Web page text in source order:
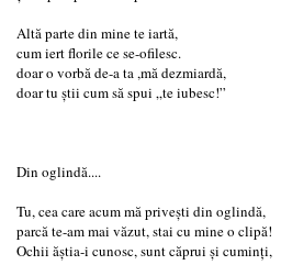
Altă parte din mine te iartă,
cum iert florile ce se-ofilesc.
doar o vorbă de-a ta ,mă dezmiardă,
doar tu știi cum să spui „te iubesc!”
Din oglindă....
Tu, cea care acum mă privești din oglindă,
parcă te-am mai văzut, stai cu mine o clipă!
Ochii ăștia-i cunosc, sunt căprui și cuminți,